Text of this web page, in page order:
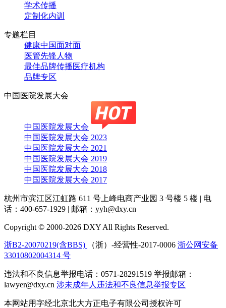
学术传播
定制化内训
专题栏目
健康中国面对面
医管先锋人物
最佳品牌传播医疗机构
品牌专区
中国医院发展大会
中国医院发展大会
中国医院发展大会 2023
中国医院发展大会 2021
中国医院发展大会 2019
中国医院发展大会 2018
中国医院发展大会 2017
杭州市滨江区江虹路 611 号上峰电商产业园 3 号楼 5 楼 | 电
话：400-657-1929 | 邮箱：yyh@dxy.cn
Copyright © 2000-2026 DXY All Rights Reserved.
浙B2-20070219(含BBS) （浙）-经营性-2017-0006 浙公网安备
33010802004314 号
违法和不良信息举报电话：0571-28291519 举报邮箱：
lawyer@dxy.cn 涉未成年人违法和不良信息举报专区
本网站用字经北京北大方正电子有限公司授权许可